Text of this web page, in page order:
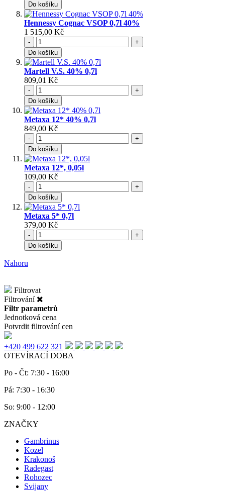
Do košíku
Hennessy Cognac VSOP 0,7l 40%
1 515,00 Kč
-
+
Do košíku
Martell V.S. 40% 0,7l
809,01 Kč
-
+
Do košíku
Metaxa 12* 40% 0,7l
849,00 Kč
-
+
Do košíku
Metaxa 12*, 0,05l
109,00 Kč
-
+
Do košíku
Metaxa 5* 0,7l
379,00 Kč
-
+
Do košíku
Nahoru
Filtrovat
Filtrování
Filtr parametrů
Jednotková cena
Potvrdit filtrování cen
+420 499 622 321
OTEVÍRACÍ DOBA
Po - Čt: 7:30 - 16:00
Pá: 7:30 - 16:30
So: 9:00 - 12:00
ZNAČKY
Gambrinus
Kozel
Krakonoš
Radegast
Rohozec
Svijany